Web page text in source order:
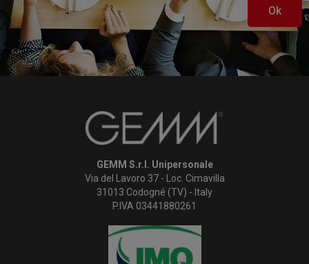
Ok
GEMM S.r.l. Unipersonale
Via del Lavoro 37 - Loc. Cimavilla
31013 Codogné (TV) - Italy
P.IVA 03441880261